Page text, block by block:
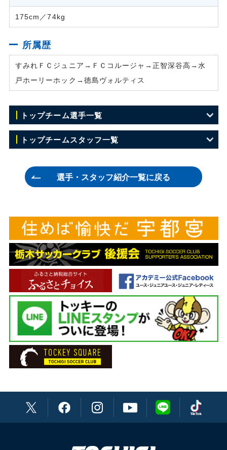
175cm／74kg
所属歴
すみれＦＣジュニア→ＦＣコルージャ→正智深谷高→水
戸ホーリーホック→徳島ヴォルティス
トップチーム選手一覧
GK 1 川田 修平
GK 27 丹野 研太
DF 2 平松 航
DF 3 大森 博
DF 5 森 璃太
DF 8 福森 健太
DF 13 坂 圭祐
DF 22 高橋 秀典
DF 25 岩﨑 博
DF 37 木邨 優人
DF 88 内田 航平
トップチームスタッフ一覧
ヘッドコーチ 長島 裕明
コーチ 樹森 大介
GKコーチ 上杉 哲平
アナリスト 飯田 佳亮
フィジカルコーチ 坂本 裕史
チーフトレーナー 松本 祐太
トレーナー 渡辺 貴裕
トレーナー 横田 光洋
主務 見城 祐輔
副務 國嶋 璃玖
選手・スタッフ紹介一覧に戻る